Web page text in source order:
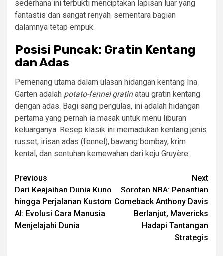
sederhana ini terbukti menciptakan lapisan luar yang
fantastis dan sangat renyah, sementara bagian
dalamnya tetap empuk.
Posisi Puncak: Gratin Kentang
dan Adas
Pemenang utama dalam ulasan hidangan kentang Ina
Garten adalah potato-fennel gratinatau gratin kentang
dengan adas. Bagi sang pengulas, ini adalah hidangan
pertama yang pernah ia masak untuk menu liburan
keluarganya. Resep klasik ini memadukan kentang jenis
russet, irisan adas (fennel), bawang bombay, krim
kental, dan sentuhan kemewahan dari keju Gruyère.
Continue
Reading
Previous
Dari Keajaiban Dunia Kuno
hingga Perjalanan Kustom
AI: Evolusi Cara Manusia
Menjelajahi Dunia
Next
Sorotan NBA: Penantian
Comeback Anthony Davis
Berlanjut, Mavericks
Hadapi Tantangan
Strategis